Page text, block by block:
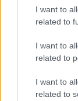
I want to
related to
I want to
related to
I want to
related to
δημιούργησε
Με αλλαγές
Το Chat GPΤ
πρωτάθλημα